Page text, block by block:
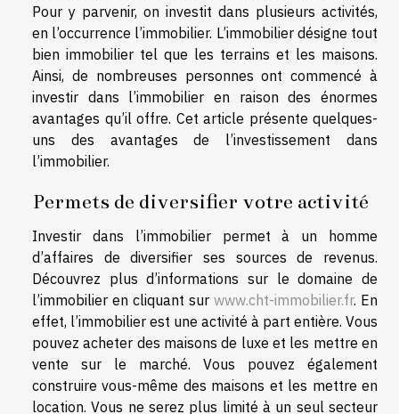
Pour y parvenir, on investit dans plusieurs activités,
en l’occurrence l’immobilier. L’immobilier désigne tout
bien immobilier tel que les terrains et les maisons.
Ainsi, de nombreuses personnes ont commencé à
investir dans l’immobilier en raison des énormes
avantages qu’il offre. Cet article présente quelques-
uns des avantages de l’investissement dans
l’immobilier.
Permets de diversifier votre activité
Investir dans l’immobilier permet à un homme
d’affaires de diversifier ses sources de revenus.
Découvrez plus d’informations sur le domaine de
l’immobilier en cliquant sur www.cht-immobilier.fr. En
effet, l’immobilier est une activité à part entière. Vous
pouvez acheter des maisons de luxe et les mettre en
vente sur le marché. Vous pouvez également
construire vous-même des maisons et les mettre en
location. Vous ne serez plus limité à un seul secteur